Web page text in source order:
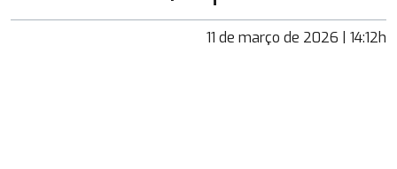
11 de março de 2026 | 14:12h